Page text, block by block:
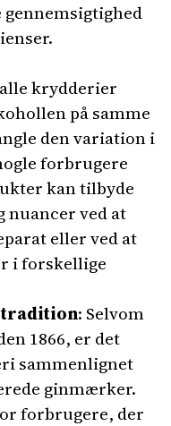
krydderier
på samme
den variation i
forbrugere
kan tilbyde
nuancer ved at
eller ved at
i forskellige
: Selvom
1866, er det
sammenlignet
ginmærker.
forbrugere, der